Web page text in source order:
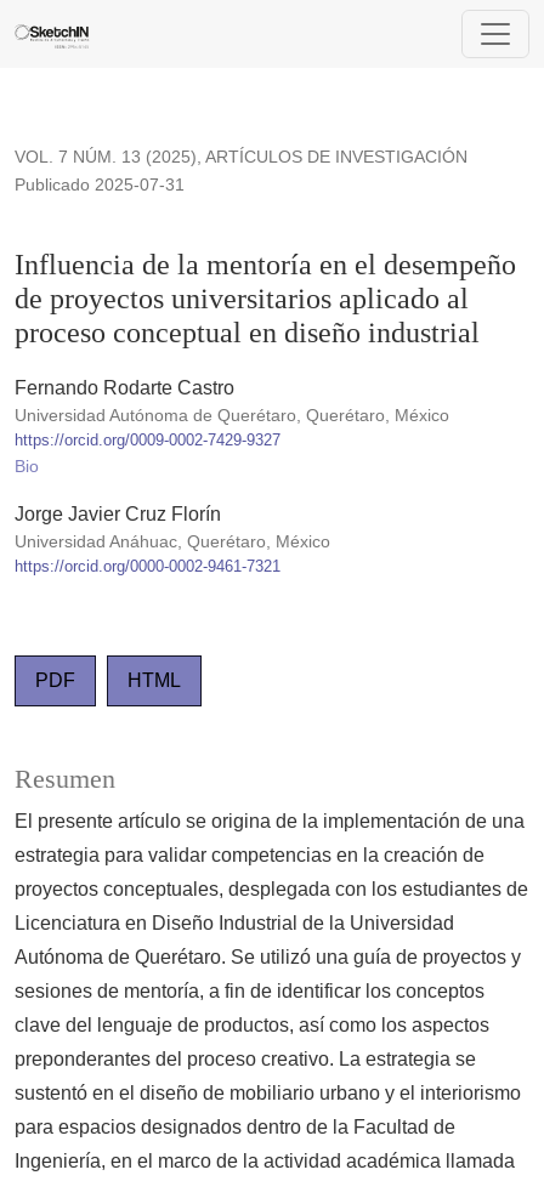
Influencia de la mentoría en el desempeño de proyectos
VOL. 7 NÚM. 13 (2025), ARTÍCULOS DE INVESTIGACIÓN
Influencia de la mentoría en el desempeño
de proyectos universitarios aplicado al
proceso conceptual en diseño industrial
Publicado 2025-07-31
Fernando Rodarte Castro
Universidad Autónoma de Querétaro, Querétaro, México
https://orcid.org/0009-0002-7429-9327
Bio
Jorge Javier Cruz Florín
Universidad Anáhuac, Querétaro, México
https://orcid.org/0000-0002-9461-7321
PDF HTML
Resumen
El presente artículo se origina de la implementación de una
estrategia para validar competencias en la creación de
proyectos conceptuales, desplegada con los estudiantes de
Licenciatura en Diseño Industrial de la Universidad
Autónoma de Querétaro. Se utilizó una guía de proyectos y
sesiones de mentoría, a fin de identificar los conceptos
clave del lenguaje de productos, así como los aspectos
preponderantes del proceso creativo. La estrategia se
sustentó en el diseño de mobiliario urbano y el interiorismo
para espacios designados dentro de la Facultad de
Ingeniería, en el marco de la actividad académica llamada